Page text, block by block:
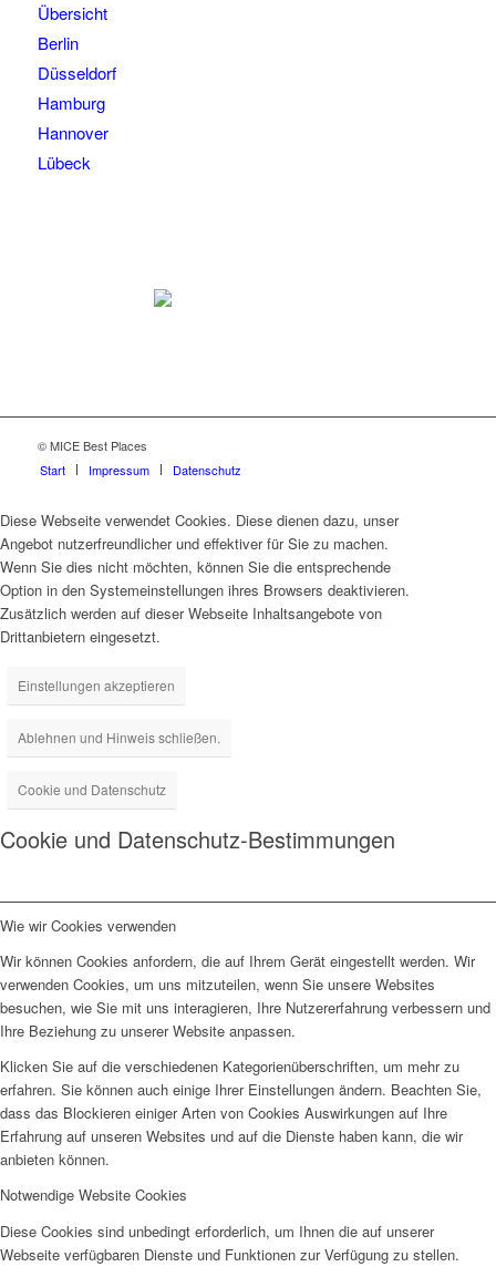
Übersicht
Berlin
Düsseldorf
Hamburg
Hannover
Lübeck
© MICE Best Places
Start
Impressum Datenschutz
Diese Webseite verwendet Cookies. Diese dienen dazu, unser
Angebot nutzerfreundlicher und effektiver für Sie zu machen.
Wenn Sie dies nicht möchten, können Sie die entsprechende
Option in den Systemeinstellungen ihres Browsers deaktivieren.
Zusätzlich werden auf dieser Webseite Inhaltsangebote von
Drittanbietern eingesetzt.
Einstellungen akzeptieren
Ablehnen und Hinweis schließen.
Cookie und Datenschutz
Cookie und Datenschutz-Bestimmungen
Wie wir Cookies verwenden
Wir können Cookies anfordern, die auf Ihrem Gerät eingestellt werden. Wir
verwenden Cookies, um uns mitzuteilen, wenn Sie unsere Websites
besuchen, wie Sie mit uns interagieren, Ihre Nutzererfahrung verbessern und
Ihre Beziehung zu unserer Website anpassen.
Klicken Sie auf die verschiedenen Kategorienüberschriften, um mehr zu
erfahren. Sie können auch einige Ihrer Einstellungen ändern. Beachten Sie,
dass das Blockieren einiger Arten von Cookies Auswirkungen auf Ihre
Erfahrung auf unseren Websites und auf die Dienste haben kann, die wir
anbieten können.
Notwendige Website Cookies
Diese Cookies sind unbedingt erforderlich, um Ihnen die auf unserer
Webseite verfügbaren Dienste und Funktionen zur Verfügung zu stellen.